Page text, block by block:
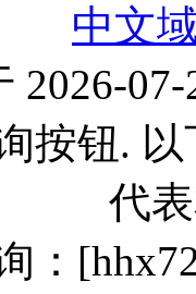
中文
2026-
按钮.
代
：